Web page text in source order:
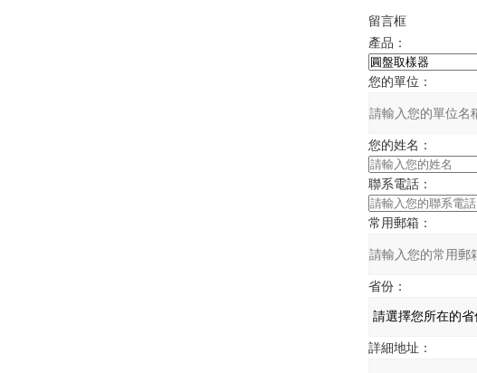
留言框
產品：
您的單位：
您的姓名：
聯系電話：
常用郵箱：
省份：
詳細地址：